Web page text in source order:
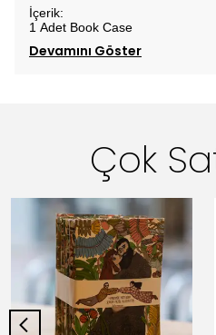
İçerik:
1 Adet Book Case
Devamını Göster
Çok